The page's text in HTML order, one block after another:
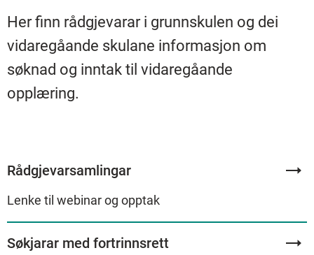
Her finn rådgjevarar i grunnskulen og dei
vidaregåande skulane informasjon om
søknad og inntak til vidaregåande
opplæring.
Rådgjevarsamlingar
Lenke til webinar og opptak
Søkjarar med fortrinnsrett